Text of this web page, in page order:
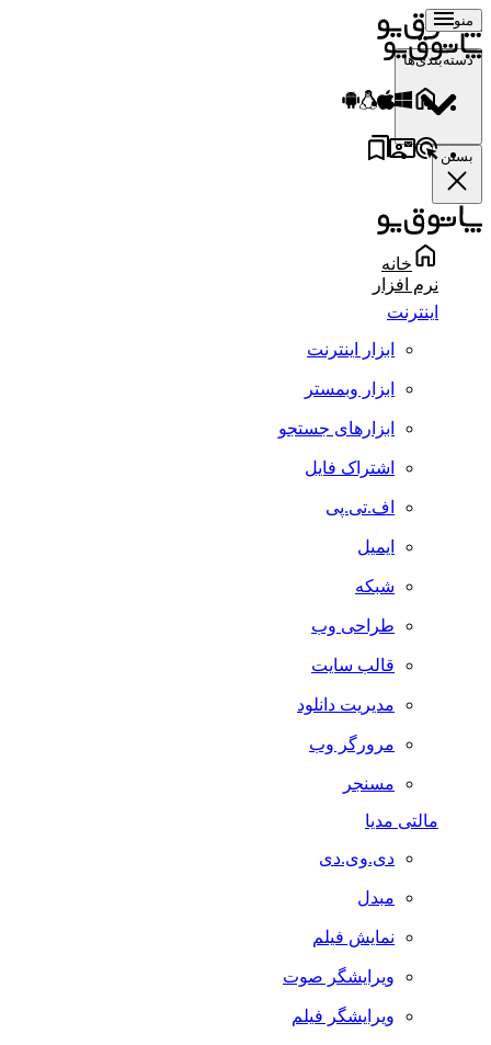
منو
دسته‌بندی‌ها
بستن
خانه
نرم افزار
اینترنت
ابزار اینترنت
ابزار وبمستر
ابزارهای جستجو
اشتراک فایل
اف.تی.پی
ایمیل
شبکه
طراحی وب
قالب سایت
مدیریت دانلود
مرورگر وب
مسنجر
مالتی مدیا
دی.وی.دی
مبدل
نمایش فیلم
ویرایشگر صوت
ویرایشگر فیلم